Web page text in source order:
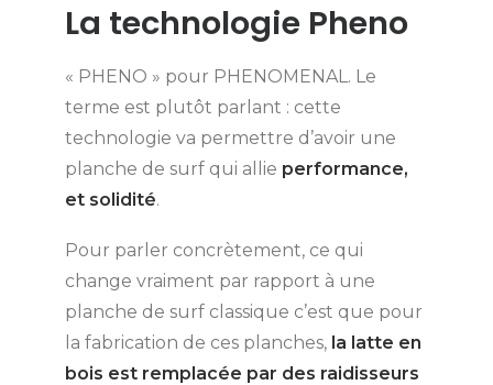
La technologie Pheno
« PHENO » pour PHENOMENAL. Le
terme est plutôt parlant : cette
technologie va permettre d’avoir une
planche de surf qui allie performance,
et solidité.
Pour parler concrètement, ce qui
change vraiment par rapport à une
planche de surf classique c’est que pour
la fabrication de ces planches, la latte en
bois est remplacée par des raidisseurs